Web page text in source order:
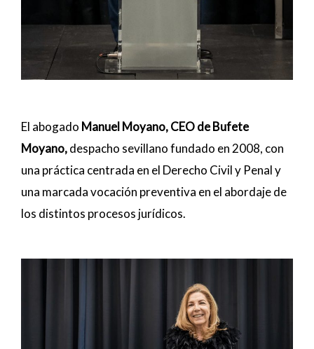
El abogado Manuel Moyano, CEO de Bufete
Moyano,despacho sevillano fundado en 2008, con
una práctica centrada en el Derecho Civil y Penal y
una marcada vocación preventiva en el abordaje de
los distintos procesos jurídicos.